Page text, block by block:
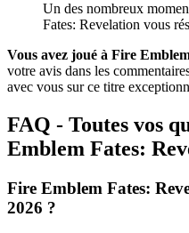
Un des nombreux
Fates: Revelation vous
Vous avez joué à Fire
votre avis dans les
avec vous sur ce titre
FAQ - Toutes vos
Emblem Fates:
Fire Emblem Fates:
2026 ?